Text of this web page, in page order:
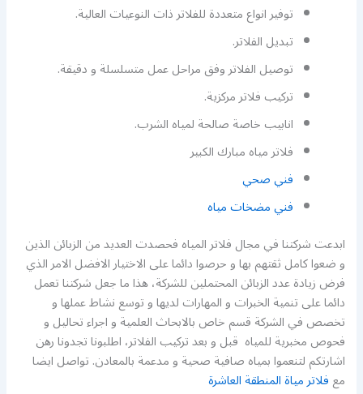
توفير انواع متعددة للفلاتر ذات النوعيات العالية.
تبديل الفلاتر.
توصيل الفلاتر وفق مراحل عمل متسلسلة و دقيقة.
تركيب فلاتر مركزية.
انابيب خاصة صالحة لمياه الشرب.
فلاتر مياه مبارك الكبير
فني صحي
فني مضخات مياه
ابدعت شركتنا في مجال فلاتر المياه فحصدت العديد من الزبائن الذين
و ضعوا كامل ثقتهم بها و حرصوا دائما على الاختيار الافضل الامر الذي
فرض زيادة عدد الزبائن المحتملين للشركة، هذا ما جعل شركتنا تعمل
دائما على تنمية الخبرات و المهارات لديها و توسع نشاط عملها و
تخصص في الشركة قسم خاص بالابحاث العلمية و اجراء تحاليل و
فحوص مخبرية للمياه قبل و بعد تركيب الفلاتر، اطلبونا تجدونا رهن
اشارتكم لتنعموا بمياه صافية صحية و مدعمة بالمعادن. تواصل ايضا
معفلاتر مياة المنطقة العاشرة